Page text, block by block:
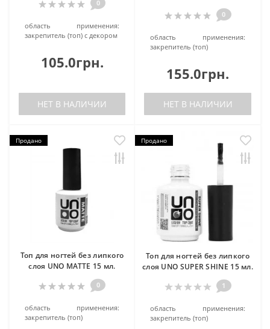
0
область применения:
закрепитель (топ) с декором
105.0грн.
НЕТ В НАЛИЧИИ
0
область применения:
закрепитель (топ)
155.0грн.
НЕТ В НАЛИЧИИ
Продано
Топ для ногтей без липкого
слоя UNO MATTE 15 мл.
0
область применения:
закрепитель (топ)
Продано
Топ для ногтей без липкого
слоя UNO SUPER SHINE 15 мл.
1
область применения:
закрепитель (топ)